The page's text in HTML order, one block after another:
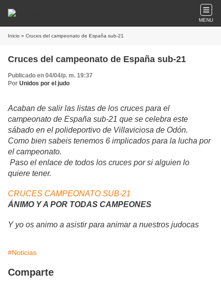
MENU
Inicio » Cruces del campeonato de España sub-21
Cruces del campeonato de España sub-21
Publicado en 04/04/p. m. 19:37
Por Unidos por el judo
Acaban de salir las listas de los cruces para el
campeonato de España sub-21 que se celebra este
sábado en el polideportivo de Villaviciosa de Odón.
Como bien sabeis tenemos 6 implicados para la lucha por
el campeonato.
Paso el enlace de todos los cruces por si alguien lo
quiere tener.
CRUCES CAMPEONATO SUB-21
ÁNIMO Y A POR TODAS CAMPEONES
Y yo os animo a asistir para animar a nuestros judocas
#Noticias
Comparte